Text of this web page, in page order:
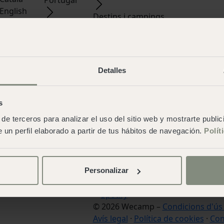
Detalles
terceros para analizar el uso del sitio web y mostrarte
un perfil elaborado a partir de tus hábitos de navegación.
Personalizar
English
Destins i campings
Sobre wecamp
Wecampers club
As green as possible camps
Blog
Treballa amb nosaltres
Idiomes:Español,Italian,Catala,
French,Deutsch,Nederlands
© 2026 Wecamp – Condicions
Avís legal · Política de cookies ·